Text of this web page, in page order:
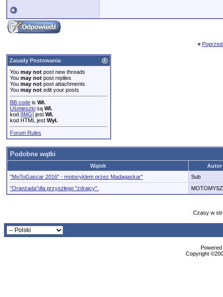
«
Zasady Postowania
You may not post new threads
You may not post replies
You may not post attachments
You may not edit your posts
BB code is Wł.
Uśmieszki są Wł.
kod [IMG] jest Wł.
kod HTML jest Wył.
Forum Rules
Podobne wątki
Wątek
Autor
"MoToGascar 2016" - motocyklem przez Madagaskar"
Sub
"Oranżada"dla przyszłego "zdrajcy".
Czasy w
Copyright